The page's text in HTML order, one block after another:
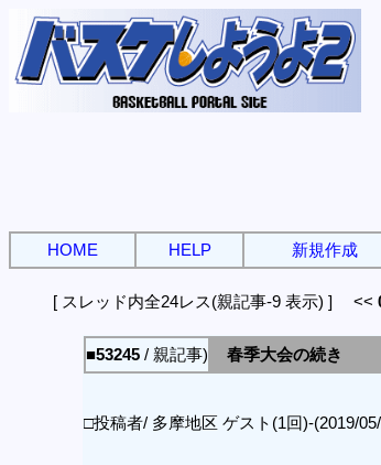
HOME HELP 新規作成
[ スレッド内全24レス(親記事-9 表示) ] <<
■53245/ 親記事)
春季大会の続き
□投稿者/ 多摩地区 ゲスト(1回)-(2019/